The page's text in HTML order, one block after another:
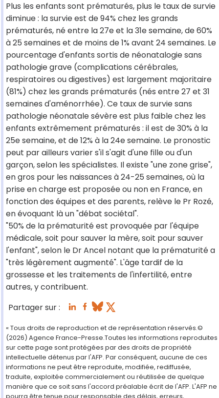
Plus les enfants sont prématurés, plus le taux de survie
diminue : la survie est de 94% chez les grands
prématurés, né entre la 27e et la 31e semaine, de 60%
à 25 semaines et de moins de 1% avant 24 semaines. Le
pourcentage d'enfants sortis de néonatalogie sans
pathologie grave (complications cérébrales,
respiratoires ou digestives) est largement majoritaire
(81%) chez les grands prématurés (nés entre 27 et 31
semaines d'aménorrhée). Ce taux de survie sans
pathologie néonatale sévère est plus faible chez les
enfants extrêmement prématurés : il est de 30% à la
25e semaine, et de 12% à la 24e semaine. Le pronostic
peut par ailleurs varier s'il s'agit d'une fille ou d'un
garçon, selon les spécialistes. Il existe "une zone grise",
en gros pour les naissances à 24-25 semaines, où la
prise en charge est proposée ou non en France, en
fonction des équipes et des parents, relève le Pr Rozé,
en évoquant là un "débat sociétal".
"50% de la prématurité est provoquée par l'équipe
médicale, soit pour sauver la mère, soit pour sauver
l'enfant", selon le Dr Ancel notant que la prématurité a
"très légèrement augmenté". L'âge tardif de la
grossesse et les traitements de l'infertilité, entre
autres, y contribuent.
Partager sur :
« Tous droits de reproduction et de représentation réservés.©
(2026) Agence France-Presse.Toutes les informations reproduites
sur cette page sont protégées par des droits de propriété
intellectuelle détenus par l'AFP. Par conséquent, aucune de ces
informations ne peut être reproduite, modifiée, rediffusée,
traduite, exploitée commercialement ou réutilisée de quelque
manière que ce soit sans l'accord préalable écrit de l'AFP. L'AFP ne